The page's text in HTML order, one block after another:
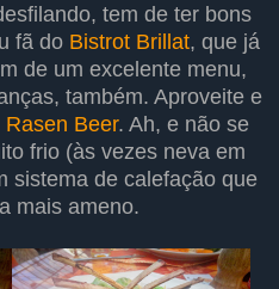
tem de ter bons
fã do Bistrot Brillat, que já
de um excelente menu,
também. Aproveite e
Rasen Beer. Ah, e não se
frio (às vezes neva em
sistema de calefação que
mais ameno.